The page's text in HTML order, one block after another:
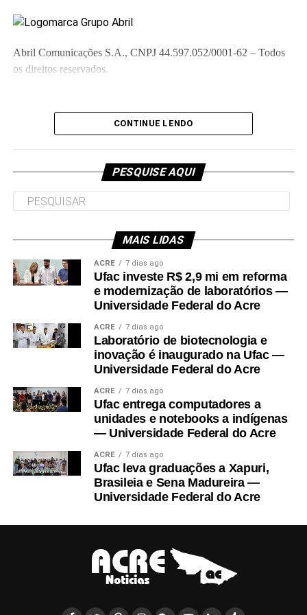
PARABÉNS! Você já pode ler essa matéria grátis.
Leia Mais: Veja
Abril Comunicações S.A., CNPJ 44.597.052/0001-62 – Todos
os direitos reservados.
Digital Completo
Acesso ilimitado ao site, edições digitais e acervo de todos os
títulos Abril nos apps*
Apenas5,99/mês
Revista em Casa + Digital Completo
Receba 4 revistas de Veja no mês, além de todos os benefícios
do plano Digital Completo (cada revista sai por menos de R$ 9)
A partir de35,90/mês
*Acesso ilimitado ao site e edições digitais de todos os títulos
Abril, ao acervo completo de Veja e Quatro Rodas e todas as
edições dos últimos 7 anos de Claudia, Superinteressante, VC
S/A, Você RH e Veja Saúde, incluindo edições especiais e
Pagamento único anual de R$71,88, equivalente a R$ 5,99/mês.
//www.instagram.com/embed.js
CONTINUE LENDO
PESQUISE AQUI
MAIS LIDAS
ACRE 7 dias ago
Ufac investe R$ 2,9 mi em reforma
e modernização de laboratórios —
Universidade Federal do Acre
ACRE 7 dias ago
Laboratório de biotecnologia e
inovação é inaugurado na Ufac —
Universidade Federal do Acre
ACRE 7 dias ago
Ufac entrega computadores a
unidades e notebooks a indígenas
— Universidade Federal do Acre
ACRE 7 dias ago
Ufac leva graduações a Xapuri,
Brasileia e Sena Madureira —
Universidade Federal do Acre